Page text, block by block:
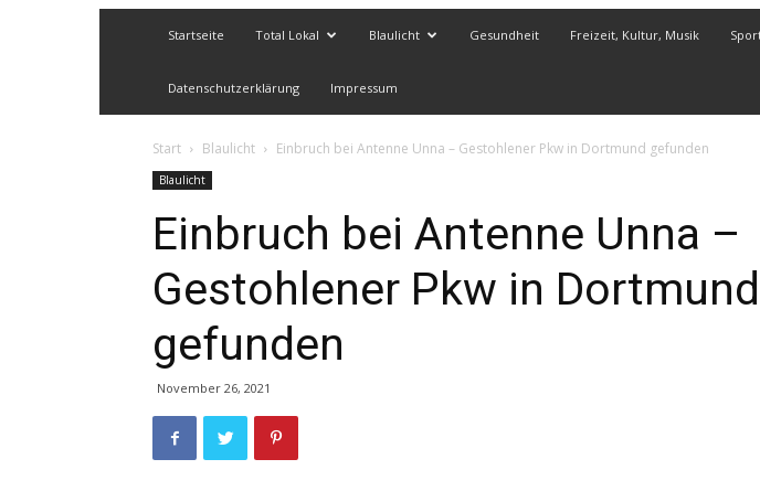
Startseite Total Lokal Blaulicht Gesundheit Freizeit, Kultur, Musik
Datenschutzerklärung Impressum
Start Blaulicht Einbruch bei Antenne Unna – Gestohlener Pkw in Dortmund gefunden
Blaulicht
Einbruch bei Antenne Unna –
Gestohlener Pkw in Dortmund
gefunden
November 26, 2021